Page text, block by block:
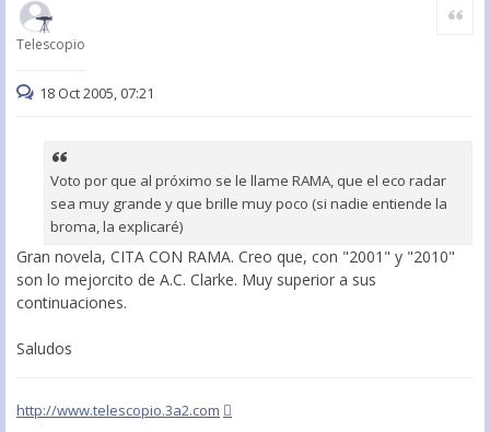
Telescopio
Citar
18 Oct 2005, 07:21
Voto por que al próximo se le llame RAMA, que el eco radar
sea muy grande y que brille muy poco (si nadie entiende la
broma, la explicaré)
Gran novela, CITA CON RAMA. Creo que, con "2001" y "2010"
son lo mejorcito de A.C. Clarke. Muy superior a sus
continuaciones.
Saludos
http://www.telescopio.3a2.com